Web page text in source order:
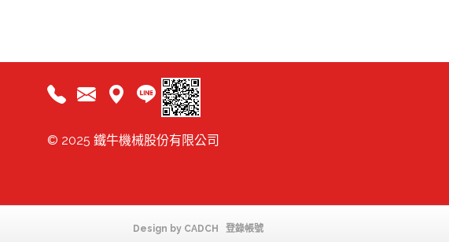
© 2025 鐵牛機械股份有限公司
Design by CADCH 登錄帳號